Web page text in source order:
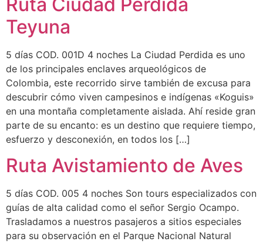
Teyuna
5 días COD. 001D 4 noches La Ciudad Perdida es uno
de los principales enclaves arqueológicos de
Colombia, este recorrido sirve también de excusa para
descubrir cómo viven campesinos e indígenas «Koguis»
en una montaña completamente aislada. Ahí reside gran
parte de su encanto: es un destino que requiere tiempo,
esfuerzo y desconexión, en todos los […]
Ruta Avistamiento de Aves
5 días COD. 005 4 noches Son tours especializados con
guías de alta calidad como el señor Sergio Ocampo.
Trasladamos a nuestros pasajeros a sitios especiales
para su observación en el Parque Nacional Natural